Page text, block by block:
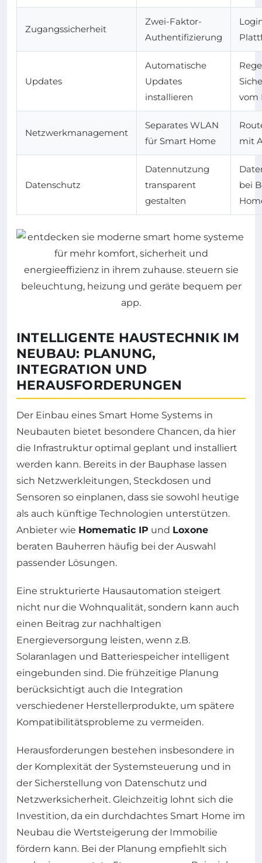
Zugangssicherheit
Zwei-Faktor-
Authentifizierung
Updates
Automatische
Updates
installieren
vom
Netzwerkmanagement
Separates WLAN
für Smart Home
mit
Datenschutz
Datennutzung
transparent
gestalten
bei
INTELLIGENTE HAUSTECHNIK IM
NEUBAU: PLANUNG,
INTEGRATION UND
HERAUSFORDERUNGEN
Der Einbau eines Smart Home Systems in
Neubauten bietet besondere Chancen, da hier
die Infrastruktur optimal geplant und installiert
werden kann. Bereits in der Bauphase lassen
sich Netzwerkleitungen, Steckdosen und
Sensoren so einplanen, dass sie sowohl heutige
als auch künftige Technologien unterstützen.
Anbieter wie Homematic IP und Loxone
beraten Bauherren häufig bei der Auswahl
passender Lösungen.
Eine strukturierte Hausautomation steigert
nicht nur die Wohnqualität, sondern kann auch
einen Beitrag zur nachhaltigen
Energieversorgung leisten, wenn z.B.
Solaranlagen und Batteriespeicher intelligent
eingebunden sind. Die frühzeitige Planung
berücksichtigt auch die Integration
verschiedener Herstellerprodukte, um spätere
Kompatibilitätsprobleme zu vermeiden.
Herausforderungen bestehen insbesondere in
der Komplexität der Systemsteuerung und in
der Sicherstellung von Datenschutz und
Netzwerksicherheit. Gleichzeitig lohnt sich die
Investition, da ein durchdachtes Smart Home im
Neubau die Wertsteigerung der Immobilie
fördern kann. Bei der Planung empfiehlt sich